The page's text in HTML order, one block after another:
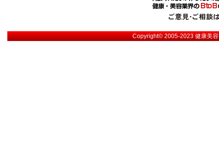
Copyright© 2005-2023健康美